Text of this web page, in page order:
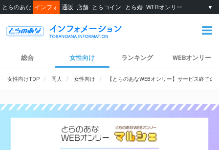
とらのあな インフォ 通販 店舗 とらコイン とら婚 WEBオンリー ▼
総合 女性向け ランキング WEBオンリー
女性向けTOP 同人 女性向け 【とらのあなWEBオンリー】サービス終了の